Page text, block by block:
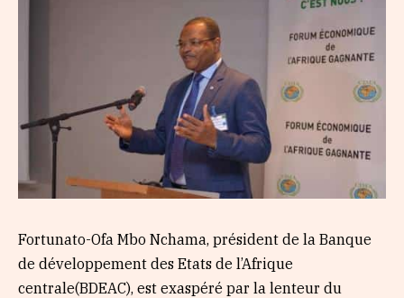
Fortunato-Ofa Mbo Nchama, président de la Banque
de développement des Etats de l’Afrique
centrale(BDEAC), est exaspéré par la lenteur du